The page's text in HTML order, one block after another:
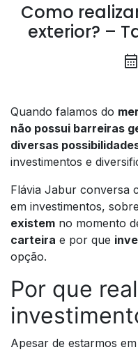
Como
exterior? –
calendar_month
Quando falamos do
não possui barreiras
diversas
investimentos e
Flávia Jabur conversa
em investimentos, sobre
existem no momento
carteira e por que
opção.
Por que
Apesar de estarmos